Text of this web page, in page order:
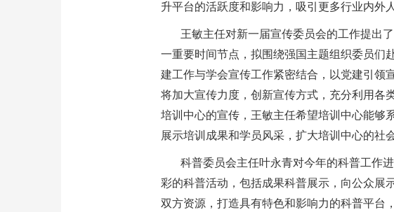
升平台的活跃度和影响力，吸引更多行业内外
王敏主任对新一届宣传委员会的工作提出
一重要时间节点，拟围绕强国主题组织委员们
建工作与学会宣传工作紧密结合，以党建引领
将加大宣传力度，创新宣传方式，充分利用各
培训中心的宣传，王敏主任希望培训中心能够
展示培训成果和学员风采，扩大培训中心的社
科普委员会主任叶永青对今年的科普工作
彩的科普活动，包括成果科普展示，向公众展
双方资源，打造具有特色和影响力的科普平台